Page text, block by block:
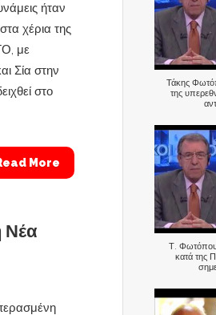
ήταν
χέρια της
με
Σία στην
στο
More
Νέα
Τάκης
της
Τ.
κατά της